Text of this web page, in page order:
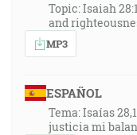
Topic: Isaiah
and
MP3
ESPAÑOL
Tema: Isaías
justicia mi